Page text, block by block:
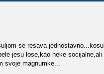
se resava
jesu lose,kao neke socijalne,ali
svoje magnumke...